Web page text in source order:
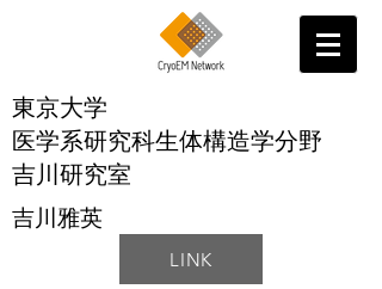
東京大学
医学系研究科生体構造学分野
吉川研究室
吉川雅英
LINK